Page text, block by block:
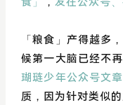
「粮食」产得越多
候第一大脑已经不
瑚琏少年公众号文章
质，因为针对类似